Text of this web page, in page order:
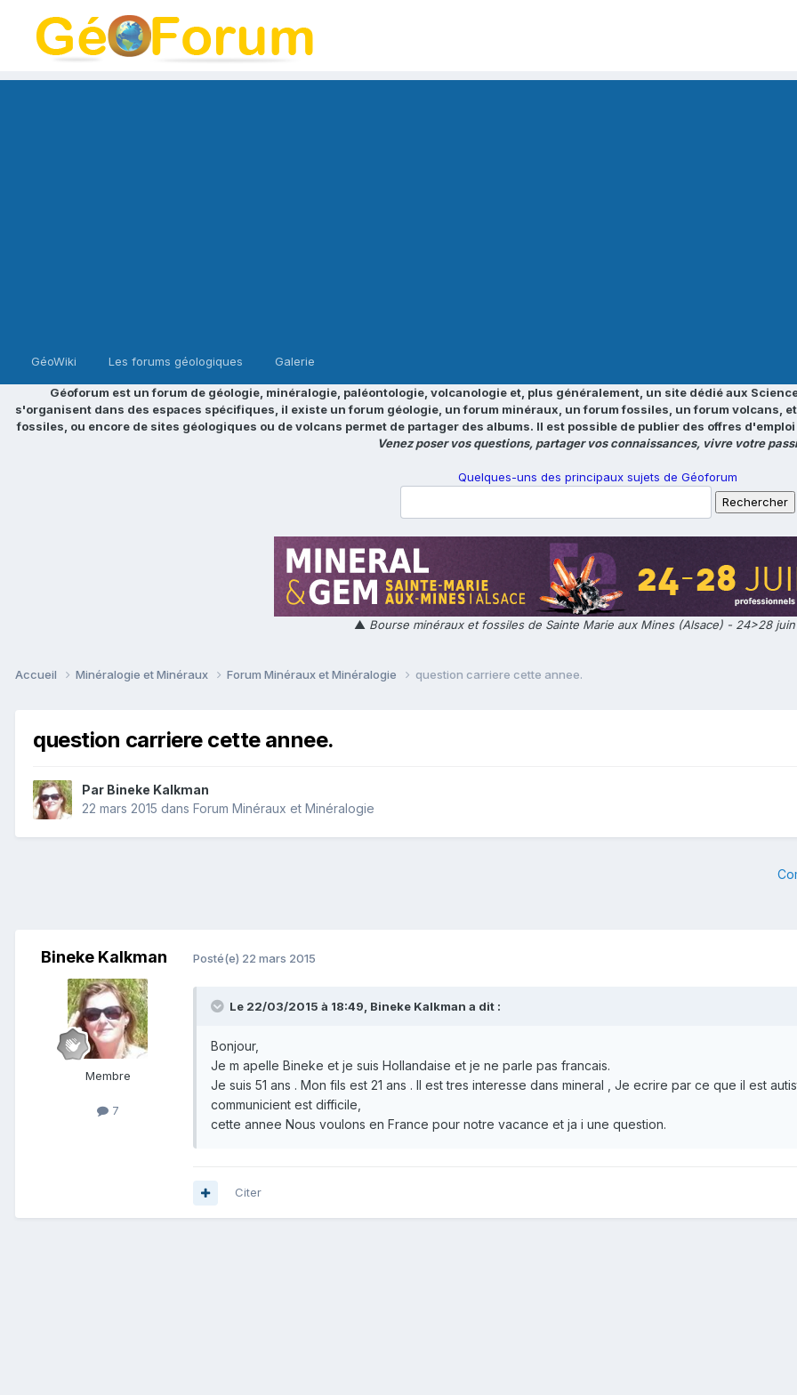
GéoWiki Les forums géologiques Galerie
Géoforum est un forum de géologie, minéralogie, paléontologie, volcanologie et, plus généralement, un site dédié aux
s'organisent dans des espaces spécifiques, il existe un forum géologie, un forum minéraux, un forum fossiles, un forum volcans,
fossiles, ou encore de sites géologiques ou de volcans permet de partager des albums. Il est possible de publier des offres
Venez poser vos questions, partager vos connaissances, vivre votre
Quelques-uns des principaux sujets de Géoforum
▲ Bourse minéraux et fossiles de Sainte Marie aux Mines (Alsace) - 24>28
Accueil Minéralogie et Minéraux Forum Minéraux et Minéralogie question carriere cette annee.
question carriere cette annee.
Par Bineke Kalkman
22 mars 2015 dans Forum Minéraux et Minéralogie
Bineke Kalkman
Membre
7
Posté(e) 22 mars 2015
Le 22/03/2015 à 18:49, Bineke Kalkman a dit :
Bonjour,
Je m apelle Bineke et je suis Hollandaise et je ne parle pas francais.
Je suis 51 ans . Mon fils est 21 ans . Il est tres interesse dans mineral , Je ecrire par ce que il est
communicient est difficile,
cette annee Nous voulons en France pour notre vacance et ja i une question.
Citer